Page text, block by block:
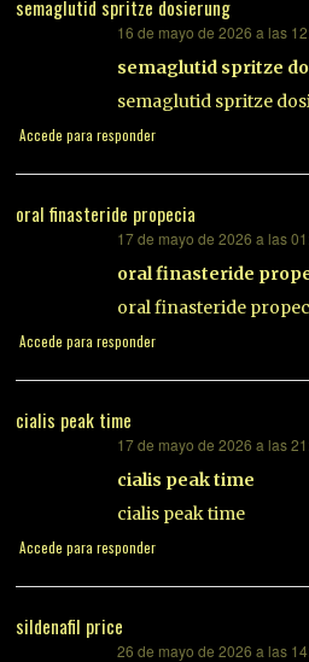
semaglutid spritze dosierung
16 de mayo de 2026 a las
semaglutid spritze
semaglutid spritze
Accede para responder
oral finasteride propecia
17 de mayo de 2026 a las
oral finasteride
oral finasteride
Accede para responder
cialis peak time
17 de mayo de 2026 a las
cialis peak time
cialis peak time
Accede para responder
sildenafil price
26 de mayo de 2026 a las